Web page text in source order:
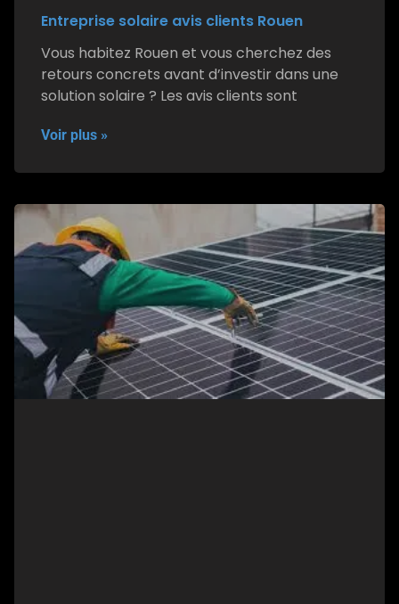
Entreprise solaire avis clients Rouen
Vous habitez Rouen et vous cherchez des
retours concrets avant d’investir dans une
solution solaire ? Les avis clients sont
Voir plus »